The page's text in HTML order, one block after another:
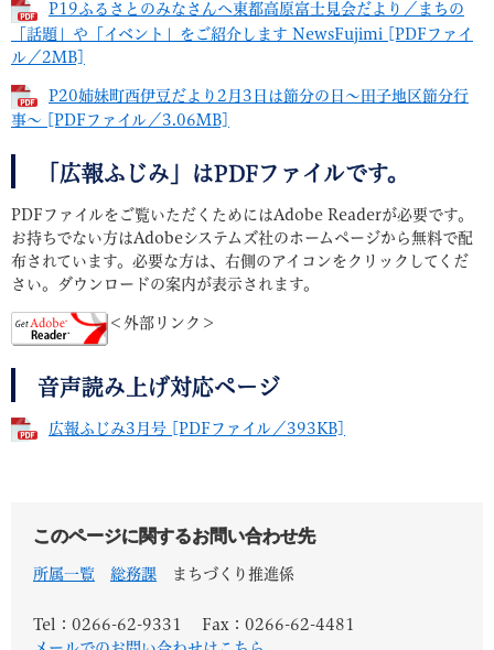
P19ふるさとのみなさんへ東都高原富士見会だより／まちの
「話題」や「イベント」をご紹介します NewsFujimi [PDFファイ
ル／2MB]
P20姉妹町西伊豆だより2月3日は節分の日～田子地区節分行
事～ [PDFファイル／3.06MB]
「広報ふじみ」はPDFファイルです。
PDFファイルをご覧いただくためにはAdobe Readerが必要です。
お持ちでない方はAdobeシステムズ社のホームページから無料で配
布されています。必要な方は、右側のアイコンをクリックしてくだ
さい。ダウンロードの案内が表示されます。
＜外部リンク＞
音声読み上げ対応ページ
広報ふじみ3月号 [PDFファイル／393KB]
このページに関するお問い合わせ先
所属一覧 総務課 まちづくり推進係
Tel：0266-62-9331
Fax：0266-62-4481